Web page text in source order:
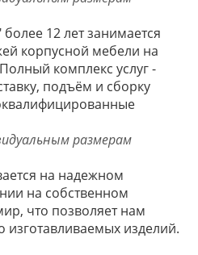
12 лет занимается
корпусной мебели на
комплекс услуг -
подъём и сборку
на надежном
на собственном
что позволяет нам
изготавливаемых изделий.